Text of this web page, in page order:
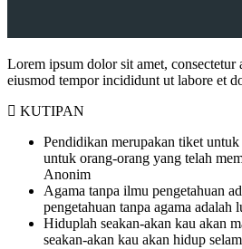
Lorem ipsum dolor sit amet, consectetur
eiusmod tempor incididunt ut labore et
KUTIPAN
Pendidikan merupakan tiket
untuk orang-orang yang telah
Anonim
Agama tanpa ilmu pengetahuan
pengetahuan tanpa agama adalah
Hiduplah seakan-akan kau akan
seakan-akan kau akan hidup